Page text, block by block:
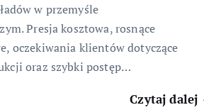
w przemyśle
Presja kosztowa, rosnące
oczekiwania klientów dotyczące
oraz szybki postęp…
Czytaj dalej